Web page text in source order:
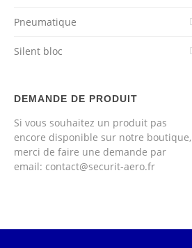
Pneumatique
Silent bloc
DEMANDE DE PRODUIT
Si vous souhaitez un produit pas
encore disponible sur notre boutique,
merci de faire une demande par
email: contact@securit-aero.fr